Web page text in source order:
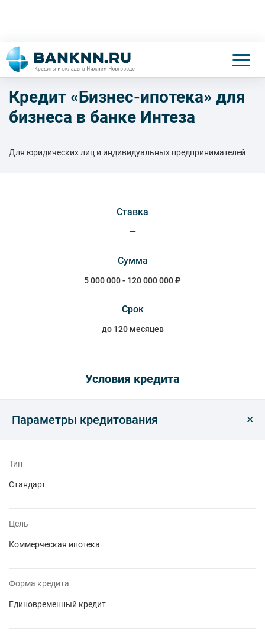
Кредит «Бизнес-ипотека» для
бизнеса в банке Интеза
Для юридических лиц и индивидуальных предпринимателей
Ставка
—
Сумма
5 000 000 - 120 000 000 ₽
Срок
до 120 месяцев
Условия кредита
Параметры кредитования
Тип
Стандарт
Цель
Коммерческая ипотека
Форма кредита
Единовременный кредит